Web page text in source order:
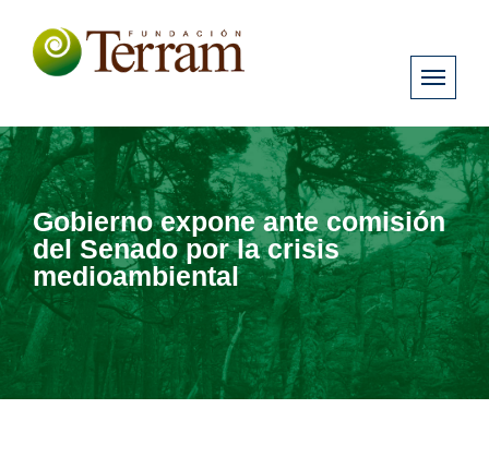
Gobierno expone ante comisión
del Senado por la crisis
medioambiental